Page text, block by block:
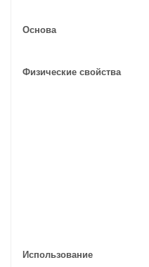
Основа
Физические свойства
Использование